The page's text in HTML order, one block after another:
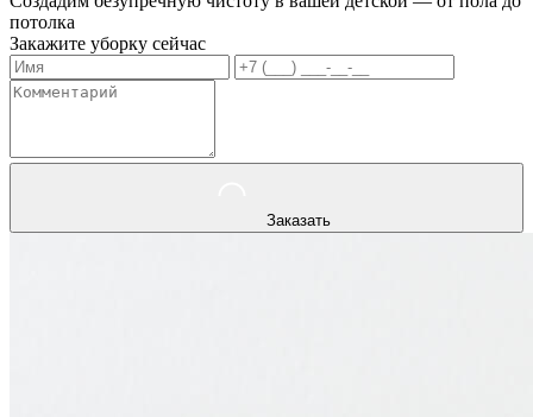
потолка
Закажите уборку сейчас
Заказать